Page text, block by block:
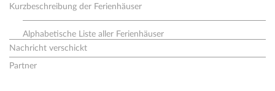
Kurzbeschreibung der Ferienhäuser
Alphabetische Liste aller Ferienhäuser
Nachricht verschickt
Partner